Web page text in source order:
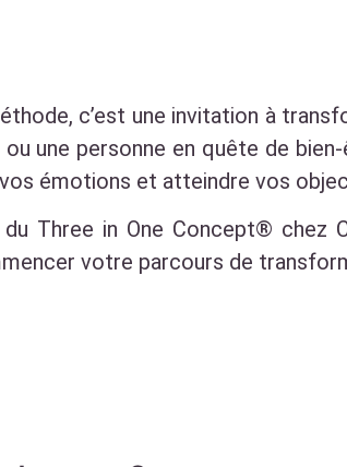
c’est une invitation à
une personne en quête de
émotions et atteindre vos
Three in One Concept® chez
votre parcours de